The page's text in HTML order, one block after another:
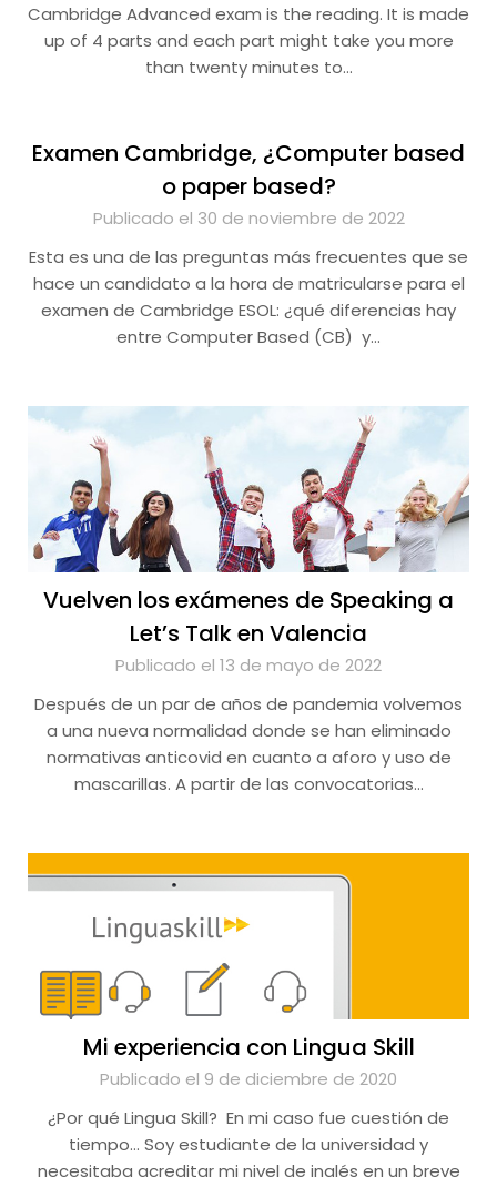
Cambridge Advanced exam is the reading. It is made
up of 4 parts and each part might take you more
than twenty minutes to…
Examen Cambridge, ¿Computer based
o paper based?
Publicado el 30 de noviembre de 2022
Esta es una de las preguntas más frecuentes que se
hace un candidato a la hora de matricularse para el
examen de Cambridge ESOL: ¿qué diferencias hay
entre Computer Based (CB) y…
Vuelven los exámenes de Speaking a
Let’s Talk en Valencia
Publicado el 13 de mayo de 2022
Después de un par de años de pandemia volvemos
a una nueva normalidad donde se han eliminado
normativas anticovid en cuanto a aforo y uso de
mascarillas. A partir de las convocatorias…
Mi experiencia con Lingua Skill
Publicado el 9 de diciembre de 2020
¿Por qué Lingua Skill? En mi caso fue cuestión de
tiempo… Soy estudiante de la universidad y
necesitaba acreditar mi nivel de inglés en un breve